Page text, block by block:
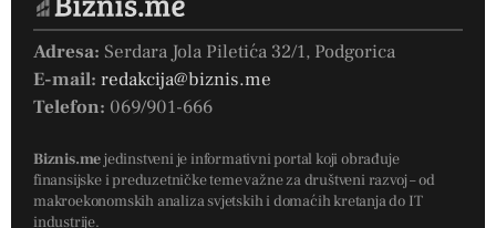
Adresa: Serdara Jola Piletića 32/1, Podgorica
E-mail: redakcija@biznis.me
Telefon: 069/901-666
Biznis.mejedinstveni je informativni portal koji obrađuje
finansijske i preduzetničke teme važne za društveni razvoj – od
makroekonomskih analiza svjetskih i domaćih kretanja do IT
industrije.